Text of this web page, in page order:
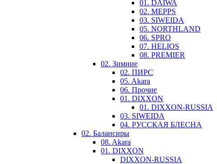
01. DAIWA
02. MEPPS
03. SIWEIDA
05. NORTHLAND
06. SPRO
07. HELIOS
08. PREMIER
02. Зимние
02. ПИРС
05. Akara
06. Прочие
01. DIXXON
01. DIXXON-RUSSIA
03. SIWEIDA
04. РУССКАЯ БЛЕСНА
02. Балансиры
08. Akara
01. DIXXON
DIXXON-RUSSIA